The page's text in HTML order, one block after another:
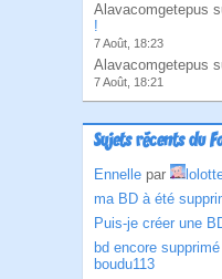
Alavacomgetepus
!
7 Août, 18:23
Alavacomgetepus
7 Août, 18:21
Sujets récents du
Ennelle par
ma BD à été
Puis-je créer une
bd encore
boudu113